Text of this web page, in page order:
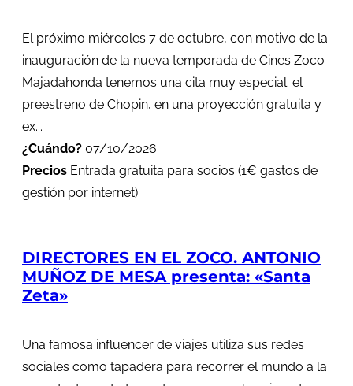
El próximo miércoles 7 de octubre, con motivo de la
inauguración de la nueva temporada de Cines Zoco
Majadahonda tenemos una cita muy especial: el
preestreno de Chopin, en una proyección gratuita y
ex...
¿Cuándo? 07/10/2026
Precios Entrada gratuita para socios (1€ gastos de
gestión por internet)
DIRECTORES EN EL ZOCO. ANTONIO
MUÑOZ DE MESA presenta: «Santa
Zeta»
Una famosa influencer de viajes utiliza sus redes
sociales como tapadera para recorrer el mundo a la